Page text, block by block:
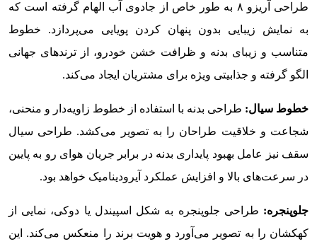
طراحی آریزو ۸ به طور خاص از جادوی آب الهام گرفته است که
به نمایش زیبایی بدون پنهان کردن پویایی می‌پردازد. خطوط
متناسب و زیبای بدنه و ظرافت خشن خودرو، از ترندهای جهانی
الگو گرفته و جذابیتی ویژه برای مشتریان ایجاد می‌کند.
خطوط سیال: طراحی بدنه با استفاده از خطوط زاویه‌دار و منحنی،
شجاعت و خلاقیت طراحان را به تصویر می‌کشد. طراحی سیال
سقف نیز عامل بهبود پایداری بدنه در برابر جریان هوای رو به پایین
در سرعت‌های بالا و افزایش عملکرد آیرودینامیک خواهد بود.
جلوپنجره: طراحی جلوپنجره به شکل اسپیندل یا دوکی، نمایی از
کهکشان را به تصویر می‌آورد و هویت برند را منعکس می‌کند. این